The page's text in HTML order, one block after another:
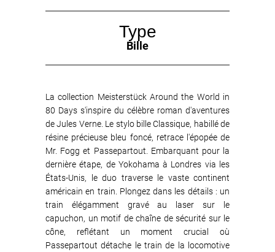
Type
Bille
La collection Meisterstück Around the World in
80 Days s'inspire du célèbre roman d'aventures
de Jules Verne. Le stylo bille Classique, habillé de
résine précieuse bleu foncé, retrace l'épopée de
Mr. Fogg et Passepartout. Embarquant pour la
dernière étape, de Yokohama à Londres via les
États-Unis, le duo traverse le vaste continent
américain en train. Plongez dans les détails : un
train élégamment gravé au laser sur le
capuchon, un motif de chaîne de sécurité sur le
cône, reflétant un moment crucial où
Passepartout détache le train de la locomotive